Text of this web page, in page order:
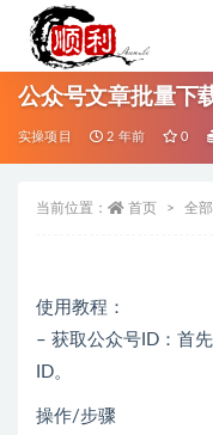
公众号文章批量下
实操项目 2 年前 0
当前位置： 首页 全
使用教程：
– 获取公众号ID：首
ID。
操作/步骤
全部